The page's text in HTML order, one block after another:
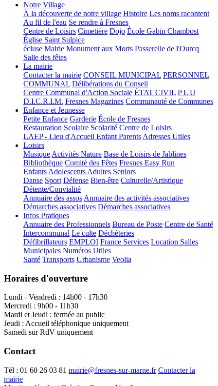
Notre Village
À la découverte de notre village Histoire Les noms racontent
Au fil de l'eau Se rendre à Fresnes
Centre de Loisirs Cimetière Dojo École Gabin Chambost
Église Saint Sulpice
écluse Mairie Monument aux Morts Passerelle de l'Ourcq
Salle des fêtes
La mairie
Contacter la mairie CONSEIL MUNICIPAL PERSONNEL
COMMUNAL Délibérations du Conseil
Centre Communal d'Action Sociale ÉTAT CIVIL P L U
D.I.C.R.I.M. Fresnes Magazines Communauté de Communes
Enfance et Jeunesse
Petite Enfance Garderie École de Fresnes
Restauration Scolaire Scolarité Centre de Loisirs
LAEP - Lieu d'Accueil Enfant Parents Adresses Utiles
Loisirs
Musique Activités Nature Base de Loisirs de Jablines
Bibliothèque Comité des Fêtes Fresnes Easy Run
Enfants Adolescents Adultes Seniors
Danse Sport Défense Bien-être Culturelle/Artistique
Détente/Convialité
Annuaire des assos Annuaire des activités associatives
Démarches associatives Démarches associatives
Infos Pratiques
Annuaire des Professionnels Bureau de Poste Centre de Santé
Intercommunal Le culte Déchèteries
Défibrillateurs EMPLOI France Services Location Salles
Municipales Numéros Utiles
Santé Transports Urbanisme Veolia
Horaires d'ouverture
Lundi - Vendredi : 14h00 - 17h30
Mercredi : 9h00 - 11h30
Mardi et Jeudi : fermée au public
Jeudi : Accueil téléphonique uniquement
Samedi sur RdV uniquement
Contact
Tél : 01 60 26 03 81 mairie@fresnes-sur-marne.fr Contacter la
mairie